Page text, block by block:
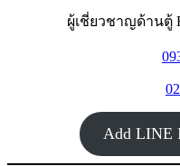
ผู้เชี่ยวชาญด้านตู้
Add LINE